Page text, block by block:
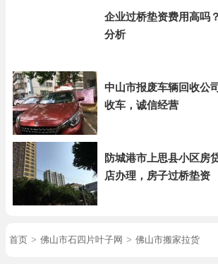
企业过桥垫资费用高吗
分析
中山市报废车辆回收公
收车，诚信经营
防城港市上思县小区房
店办理，房子过桥垫资
首页 > 佛山市石四片叶子网 > 佛山市搬家拉货